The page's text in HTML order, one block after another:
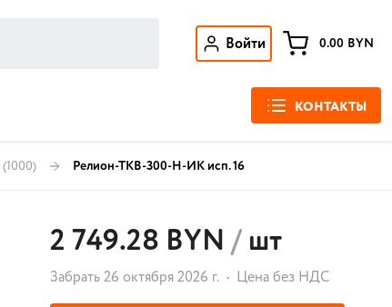
Войти 0.00 BYN
КОНТАКТЫ
(1000) Релион-ТКВ-300-Н-ИК исп. 16
2 749.28 BYN/шт
Забрать 26 октября 2026 г. Цена без НДС